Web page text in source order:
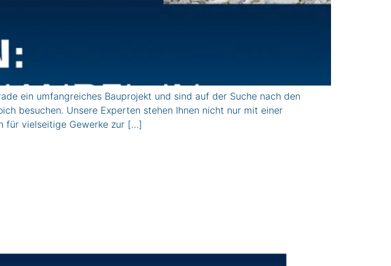
ein umfangreiches Bauprojekt und sind auf der Suche nach den
besuchen. Unsere Experten stehen Ihnen nicht nur mit einer
für vielseitige Gewerke zur […]